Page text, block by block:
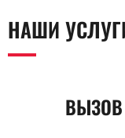
НАШИ